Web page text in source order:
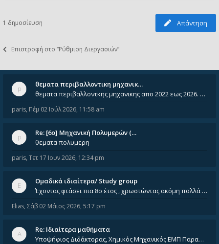
1 δημοσίευση Απάντηση
Επιστροφή στο “Ρύθμιση Διεργασιών”
θεματα περιβαλλοντικη μηχανικ…
θεματα περιβαλλοντκης μηχανικης απο 2022 εως 2026. Δεν ειναι μεσα του Σεπτεμβιου του 2025. Αν τα εχει καποιος ας τα ανε
paris, Πέμ 02 Ιούλ 2026, 11:58 am
Re: [6o] Mηχανική Πολυμερών (…
θεματα πολυμερη
paris, Τετ 17 Ιουν 2026, 12:34 pm
Ομαδικά ιδιαίτερα/ Study group
Έχοντας φτάσει πια 8ο έτος , χρωστώντας ακόμη πολλά και χωρίς καμία όρεξη ούτε να διαβάσω μόνος μου ούτε να παρακολουθήσ
Elias, Σάβ 02 Μάιος 2026, 5:17 pm
Re: Ιδιαίτερα μαθήματα
Υποψήφιος Διδάκτορας, Χημικός Μηχανικός ΕΜΠ Παραδίδω ιδιαίτερα μαθήματα μέσης και ανώτατης εκπαίδευσης σε θετικές και τε